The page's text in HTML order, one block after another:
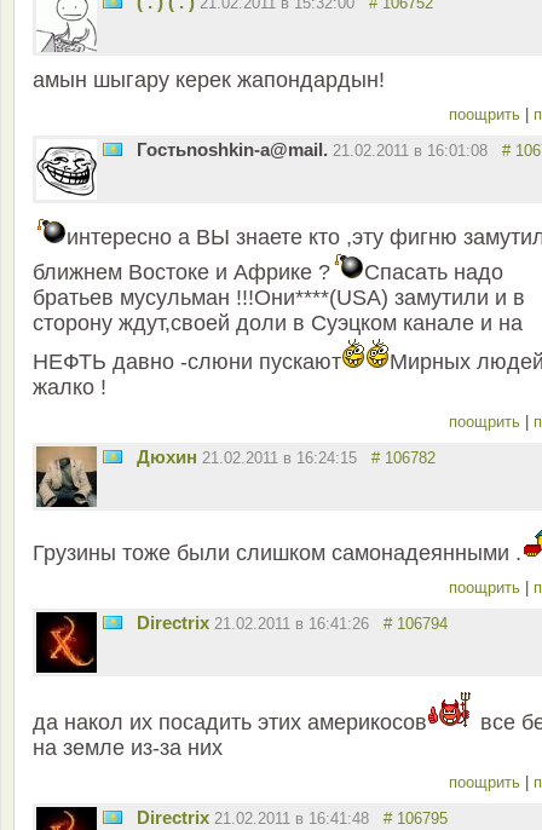
амын шыгару керек жапондардын!
поощрить
Гостьnoshkin-a@mail. 21.02.2011 в 16:01:08 #
интересно а ВЫ знаете кто ,эту фигню
ближнем Востоке и Африке ?
Спасать надо
братьев мусульман !!!Они****(USA) замутили и в
сторону ждут,своей доли в Суэцком канале и на
НЕФТЬ давно -слюни пускают
Мирных
жалко !
поощрить
Дюхин 21.02.2011 в 16:24:15 # 106782
Грузины тоже были слишком самонадеянными .
поощрить
Directrix 21.02.2011 в 16:41:26 # 106794
да накол их посадить этих америкосов
все
на земле из-за них
поощрить
Directrix 21.02.2011 в 16:41:48 # 106795